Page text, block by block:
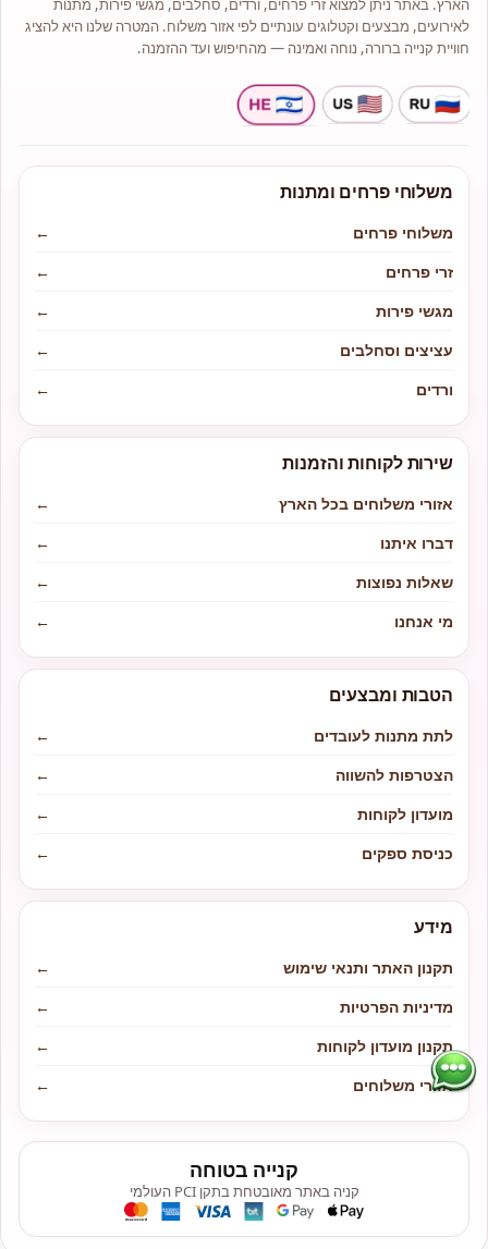
הארץ. באתר ניתן למצוא זרי פרחים, ורדים, סחלבים, מגשי פירות, מתנות
לאירועים, מבצעים וקטלוגים עונתיים לפי אזור משלוח. המטרה שלנו היא להציג
חוויית קנייה ברורה, נוחה ואמינה — מהחיפוש ועד ההזמנה.
משלוחי פרחים ומתנות
משלוחי פרחים
←
זרי פרחים
←
מגשי פירות
←
עציצים וסחלבים
←
ורדים
←
שירות לקוחות והזמנות
אזורי משלוחים בכל הארץ
←
דברו איתנו
←
שאלות נפוצות
←
מי אנחנו
←
הטבות ומבצעים
לתת מתנות לעובדים
←
הצטרפות להשווה
←
מועדון לקוחות
←
כניסת ספקים
←
מידע
תקנון האתר ותנאי שימוש
←
מדיניות הפרטיות
←
תקנון מועדון לקוחות
←
אזורי משלוחים
←
קנייה בטוחה
קניה באתר מאובטחת בתקן PCI העולמי